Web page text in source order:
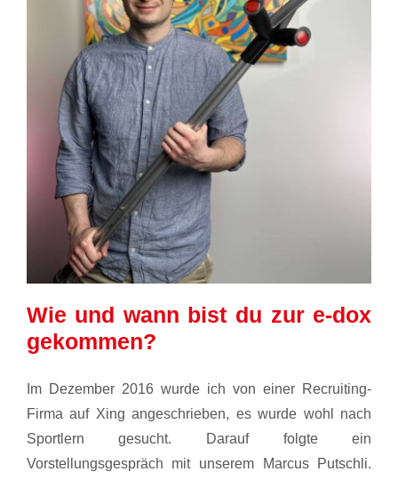
Wie und wann bist du zur e-dox
gekommen?
Im Dezember 2016 wurde ich von einer Recruiting-
Firma auf Xing angeschrieben, es wurde wohl nach
Sportlern gesucht. Darauf folgte ein
Vorstellungsgespräch mit unserem Marcus Putschli.